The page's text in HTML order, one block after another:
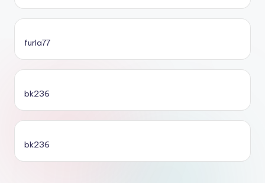
furla77
bk236
bk236